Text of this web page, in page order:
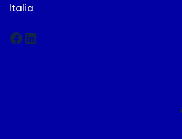
Italia
Facebook
LinkedIn